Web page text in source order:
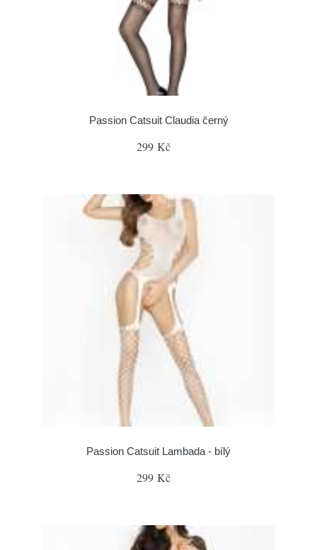
Passion Catsuit Claudia černý
299 Kč
Passion Catsuit Lambada - bílý
299 Kč